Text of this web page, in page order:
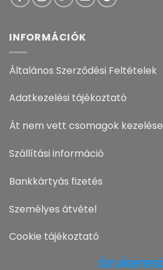
INFORMÁCIÓK
Általános Szerződési Feltételek
Adatkezelési tájékoztató
Át nem vett csomagok kezelése
Szállítási információ
Bankkártyás fizetés
Személyes átvétel
Cookie tájékoztató